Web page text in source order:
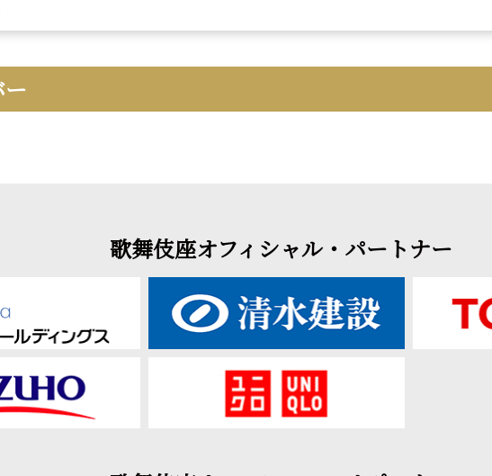
歌舞伎座オフィシャル・パートナー